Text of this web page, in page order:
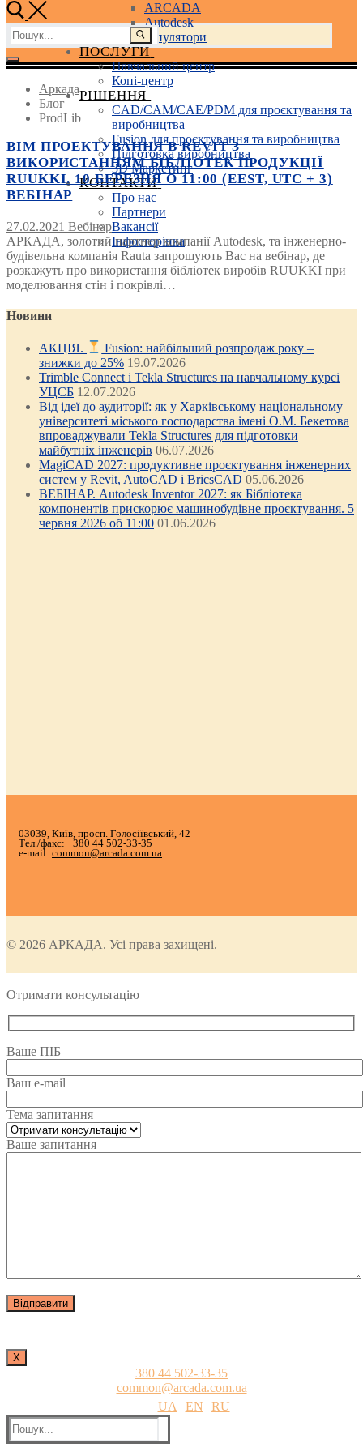
ARCADA
Autodesk
3D маніпулятори
ПОСЛУГИ
Навчальний центр
Копі-центр
РІШЕННЯ
CAD/CAM/CAE/PDM для проєктування та
виробництва
Fusion для проєктування та виробництва
Підготовка виробництва
3D Маркетинг
КОНТАКТИ
Про нас
Партнери
Вакансії
Інфосторінка
Пошук:
Аркада
Блог
ProdLib
BIM ПРОЕКТУВАННЯ В REVIT З
ВИКОРИСТАННЯМ БІБЛІОТЕК ПРОДУКЦІЇ
RUUKKI. 10 БЕРЕЗНЯ О 11:00 (EEST, UTC + 3)
ВЕБІНАР
27.02.2021 Вебінар
АРКАДА, золотий партнер компанії Autodesk, та інженерно-
будівельна компанія Rauta запрошують Вас на вебінар, де
розкажуть про використання бібліотек виробів RUUKKI при
моделювання стін і покрівлі…
Новини
АКЦІЯ.
Fusion: найбільший розпродаж року –
знижки до 25% 19.07.2026
Trimble Connect і Tekla Structures на навчальному курсі
УЦСБ 12.07.2026
Від ідеї до аудиторії: як у Харківському національному
університеті міського господарства імені О.М. Бекетова
впроваджували Tekla Structures для підготовки
майбутніх інженерів 06.07.2026
MagiCAD 2027: продуктивне проєктування інженерних
систем у Revit, AutoCAD і BricsCAD 05.06.2026
ВЕБІНАР. Autodesk Inventor 2027: як Бібліотека
компонентів прискорює машинобудівне проєктування. 5
червня 2026 об 11:00 01.06.2026
03039, Київ, просп. Голосіївський, 42
Тел./факс: +380 44 502-33-35
e-mail: common@arcada.com.ua
© 2026 АРКАДА. Усі права захищені.
Отримати консультацію
Ваше ПІБ
Ваш e-mail
Тема запитання
Ваше запитання
Х
380 44 502-33-35
common@arcada.com.ua
UA
EN
RU
Пошук: